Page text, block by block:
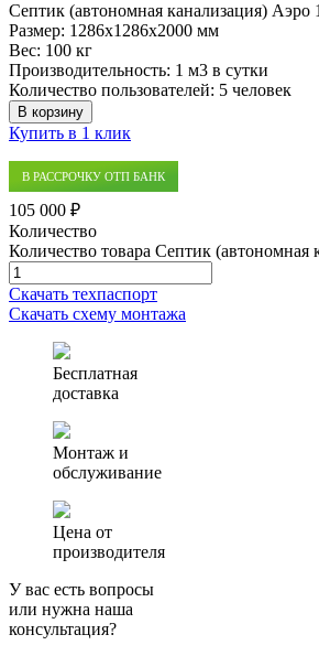
Септик (автономная канализация) Аэро 1
Размер: 1286x1286x2000 мм
Вес: 100 кг
Производительность: 1 м3 в сутки
Количество пользователей: 5 человек
В корзину
Купить в 1 клик
В РАССРОЧКУ ОТП БАНК
105 000 ₽
Количество
Количество товара Септик (автономная
Скачать техпаспорт
Скачать схему монтажа
Бесплатная
доставка
Монтаж и
обслуживание
Цена от
производителя
У вас есть вопросы
или нужна наша
консультация?